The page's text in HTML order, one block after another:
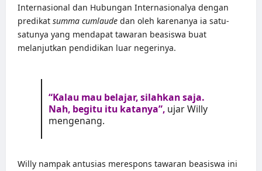
Internasional dan Hubungan Internasionalya dengan
predikat summa cumlaude dan oleh karenanya ia satu-
satunya yang mendapat tawaran beasiswa buat
melanjutkan pendidikan luar negerinya.
“Kalau mau belajar, silahkan saja.
Nah, begitu itu katanya”,ujar Willy
mengenang.
Willy nampak antusias merespons tawaran beasiswa ini